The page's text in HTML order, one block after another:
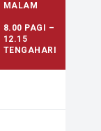
MALAM
8.00 PAGI –
12.15
TENGAHARI